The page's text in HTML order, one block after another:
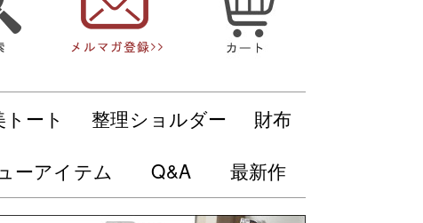
ート 整理ショルダー
財布
ーアイテム Q&A 最新作